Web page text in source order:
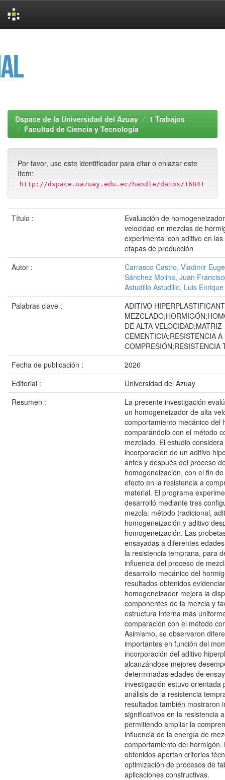
Dspace de la Universidad del Azuay
1 Trabajos
Facultad de Ciencia y Tecnología
Por favor, use este identificador para citar o enlazar este
ítem:
http://dspace.uazuay.edu.ec/handle/datos/16841
Título :
Evaluación de
velocidad en mezclas de
experimental con aditivo en
etapas de producción
Autor :
Carrasco Castro, Vladimir
Sánchez Molina, Juan
Astudillo Astudillo, Luis Enrique
Palabras clave :
ADITIVO
DE ALTA VELOCIDAD;MATRIZ
CEMENTICIA;RESISTENCIA A
COMPRESIÓN;RESISTENCIA
Fecha de publicación :
2026
Editorial :
Universidad del Azuay
Resumen :
La presente investigación
un homogeneizador de alta
comportamiento mecánico del
comparándolo con el método
mezclado. El estudio
incorporación de un aditivo
antes y después del proceso
homogeneización, con el fin
efecto en la resistencia a
material. El programa
desarrolló mediante tres
mezcla: método tradicional,
homogeneización y aditivo
homogeneización. Las
ensayadas a diferentes
la resistencia temprana, para
influencia del proceso de
desarrollo mecánico del
resultados obtenidos
homogeneizador mejora la
componentes de la mezcla y
estructura interna más
comparación con el método
Asimismo, se observaron
importantes en función del
incorporación del aditivo
alcanzándose mejores
determinadas edades de
investigación estuvo orientada
análisis de la resistencia
resultados también mostraron
significativos en la resistencia
permitiendo ampliar la
influencia de la energía de
comportamiento del hormigón.
obtenidos aportan criterios
optimización de procesos de
aplicaciones constructivas.